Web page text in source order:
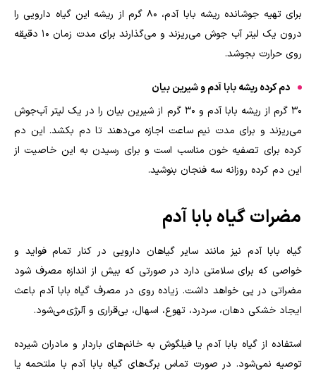
برای تهیه جوشانده ریشه بابا آدم، ۸۰ گرم از ریشه این گیاه دارویی را
درون یک لیتر آب جوش می‌ریزند و می‌گذارند برای مدت زمان ۱۰ دقیقه
روی حرارت بجوشد.
دم کرده ریشه بابا آدم و شیرین بیان
۳۰ گرم از ریشه بابا آدم و ۳۰ گرم از شیرین بیان را در یک لیتر آب‌جوش
می‌ریزند و برای مدت نیم ساعت اجازه می‌دهند تا دم بکشد. این دم
کرده برای تصفیه خون مناسب است و برای رسیدن به این خاصیت از
این دم کرده روزانه سه فنجان بنوشید.
مضرات گیاه بابا آدم
گیاه بابا آدم نیز مانند سایر گیاهان دارویی در کنار تمام فواید و
خواصی که برای سلامتی دارد در صورتی که بیش از اندازه مصرف شود
مضراتی در پی خواهد داشت. زیاده روی در مصرف گیاه بابا آدم باعث
ایجاد خشکی دهان، سردرد، تهوع، اسهال، بی‌قراری و آلرژی می‌شود.
استفاده از گیاه بابا آدم یا فیلگوش به خانم‌های باردار و مادران شیرده
توصیه نمی‌شود. در صورت تماس برگ‌های گیاه بابا آدم با ملتحمه یا